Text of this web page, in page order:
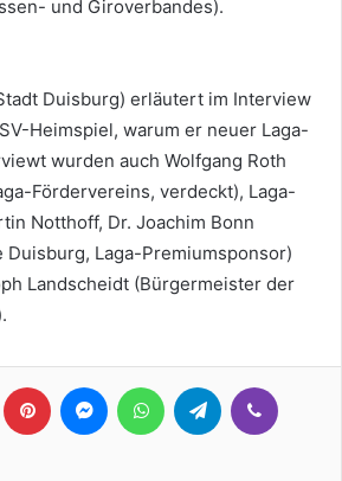
und Giroverbandes).
Duisburg) erläutert im Interview
Heimspiel, warum er neuer Laga-
wurden auch Wolfgang Roth
Fördervereins, verdeckt), Laga-
Notthoff, Dr. Joachim Bonn
Duisburg, Laga-Premiumsponsor)
Landscheidt (Bürgermeister der
LinkedIn Pinterest MessengerWhatsAppTelegram
Drucken